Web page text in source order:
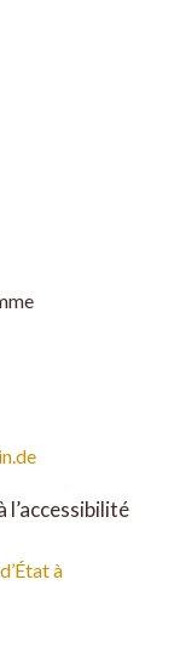
l’accessibilité
à